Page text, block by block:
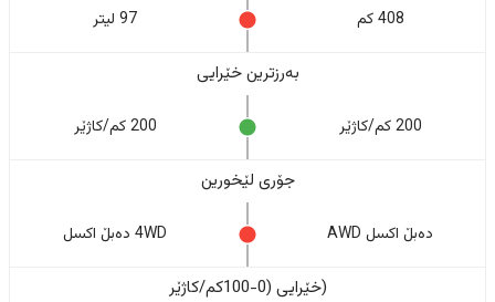
408 كم 97 لیتر
بەرزترین خێرایی
200 کم/کاژێر 200 کم/کاژێر
جۆری لێخورین
دەبڵ اکسل AWD 4WD دەبڵ اکسل
(خێرایی (0-100کم/کاژێر